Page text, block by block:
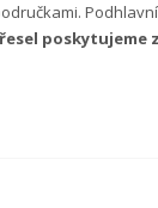
poskytujeme